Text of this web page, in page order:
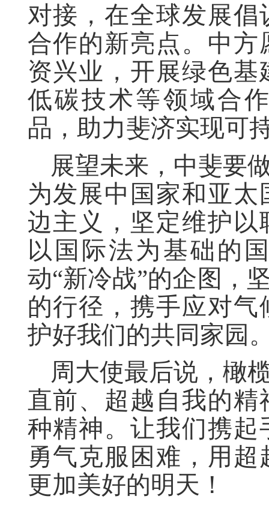
对接，在全球发展
合作的新亮点。中
资兴业，开展绿色
低碳技术等领域合
品，助力斐济实现可
展望未来，中斐要
为发展中国家和亚
边主义，坚定维护
以国际法为基础的
动“新冷战”的企图，
的行径，携手应对
护好我们的共同家园
周大使最后说， 橄
直前、超越自我的
种精神。让我们携
勇气克服困难，用
更加美好的明天！